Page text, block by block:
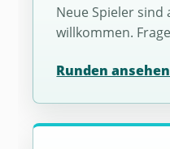
Neue Spieler sind
willkommen.
Runden ansehen